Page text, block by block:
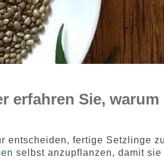
erfahren Sie, warum
entscheiden, fertige Setzlinge
selbst anzupflanzen, damit sie